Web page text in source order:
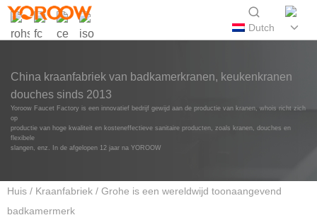
Dutch
China kraanfabriek van badkamerkranen, keukenkranen
douches sinds 2013
Yoroow Faucet Factory is een innovatief bedrijf gewijd aan de productie van kranen, whois richt zich
op
productie van hoge kwaliteit en kosteneffectieve sanitaire producten, zoals kranen, douches en
flexibele
slangen, enz. In de afgelopen 12 jaar na YOROOW
Huis / Kraanfabriek / Grohe is een wereldwijd toonaangevend
badkamermerk